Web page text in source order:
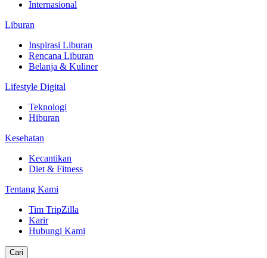
Internasional
Liburan
Inspirasi Liburan
Rencana Liburan
Belanja & Kuliner
Lifestyle Digital
Teknologi
Hiburan
Kesehatan
Kecantikan
Diet & Fitness
Tentang Kami
Tim TripZilla
Karir
Hubungi Kami
Cari